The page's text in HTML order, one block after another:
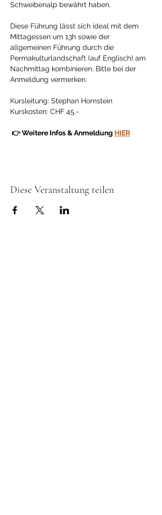
Schweibenalp bewährt haben.
Diese Führung lässt sich ideal mit dem
Mittagessen um 13h sowie der
allgemeinen Führung durch die
Permakulturlandschaft (auf Englisch) am
Nachmittag kombinieren. Bitte bei der
Anmeldung vermerken.
Kursleitung: Stephan Hornstein
Kurskosten: CHF 45.-
👉 Weitere Infos & Anmeldung HIER
Diese Veranstaltung teilen